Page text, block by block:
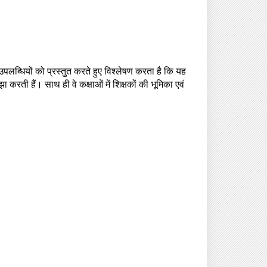
को प्रस्तुत करते हुए विश्लेषण करता है कि यह
करती हैं। साथ ही वे कक्षाओं में शिक्षकों की भूमिका एवं